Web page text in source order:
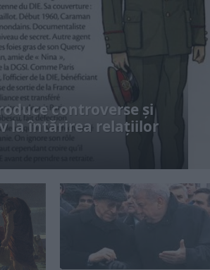
controverse și
la întărirea relațiilor